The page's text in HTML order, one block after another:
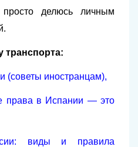
делюсь личным
транспорта:
иностранцам),
права в Испании — это
виды и правила